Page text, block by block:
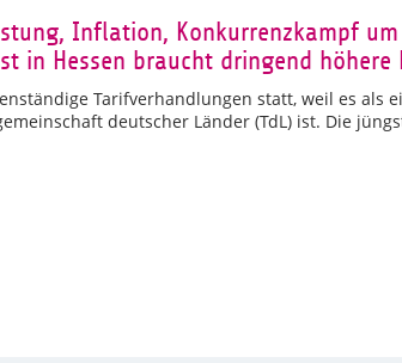
Inflation, Konkurrenzkampf
in Hessen braucht dringend höhere
Tarifverhandlungen statt, weil es als
deutscher Länder (TdL) ist. Die